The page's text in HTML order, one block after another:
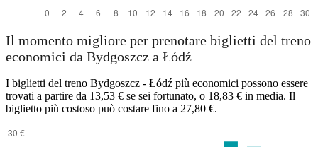
Il momento migliore per prenotare biglietti del treno
economici da Bydgoszcz a Łódź
I biglietti del treno Bydgoszcz - Łódź più economici possono essere
trovati a partire da 13,53 € se sei fortunato, o 18,83 € in media. Il
biglietto più costoso può costare fino a 27,80 €.